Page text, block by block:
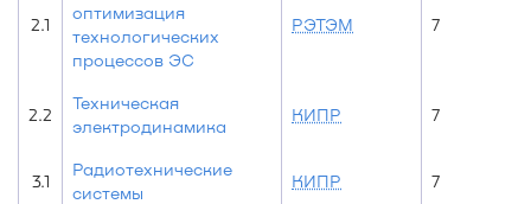
2.1
оптимизация
технологических
процессов ЭС
РЭТЭМ 7
2.2
Техническая
электродинамика
КИПР 7
3.1
Радиотехнические
системы
КИПР 7